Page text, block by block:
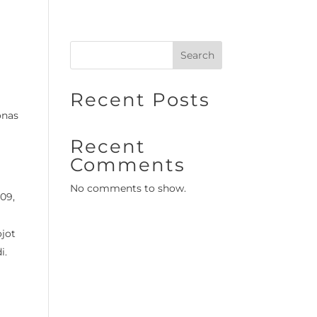
Search
Recent Posts
Recent
Comments
No comments to show.